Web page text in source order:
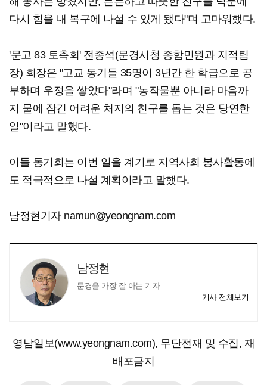
다시 힘을 내 복구에 나설 수 있게 됐다"며 고마워했다.
'문고 83 토측회' 전종석(문경시청 종합민원과 지적팀
장) 회장은 "고교 동기들 35명이 3년간 한 학급으로 공
부하며 우정을 쌓았다"라며 "농작물뿐 아니라 마음까
지 물에 잠긴 어려운 처지의 친구를 돕는 것은 당연한
일"이라고 말했다.
이들 동기회는 이번 일을 계기로 지역사회 봉사활동에
도 적극적으로 나설 계획이라고 말했다.
남정현기자 namun@yeongnam.com
남정현
문경을 가장 잘 아는 기자
기사 전체보기
영남일보(www.yeongnam.com), 무단전재 및 수집, 재
배포금지